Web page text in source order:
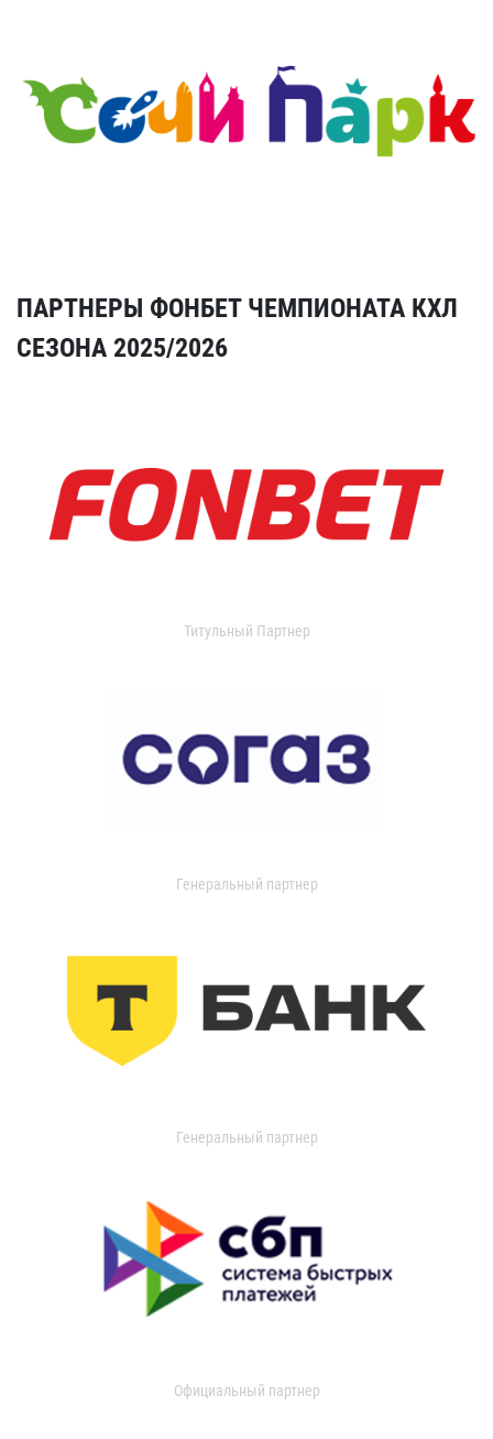
ПАРТНЕРЫ ФОНБЕТ ЧЕМПИОНАТА КХЛ
СЕЗОНА 2025/2026
Титульный Партнер
Генеральный партнер
Генеральный партнер
Официальный партнер